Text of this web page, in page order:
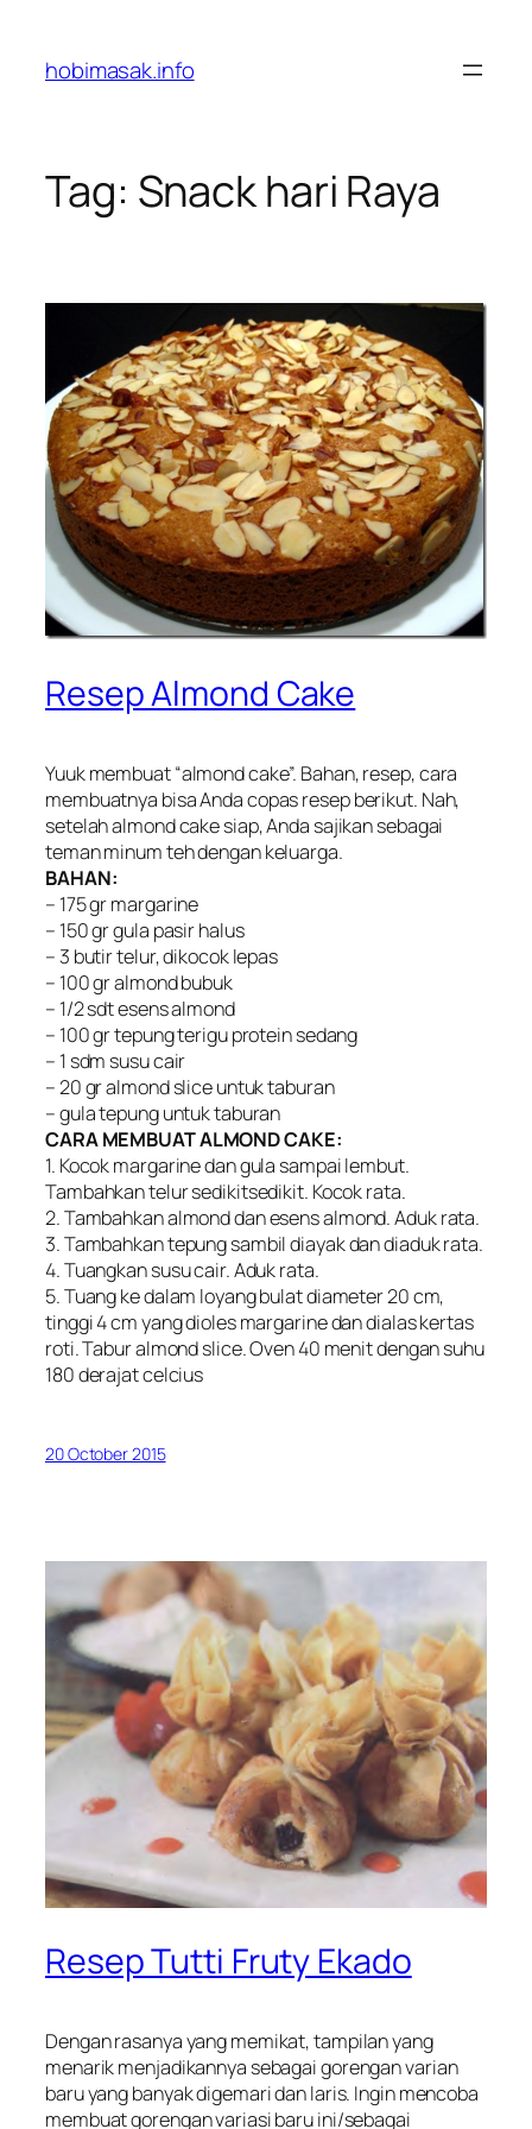
content
hobimasak.info
Tag: Snack hari Raya
Resep Almond Cake
Yuuk membuat “almond cake”. Bahan, resep, cara
membuatnya bisa Anda copas resep berikut. Nah,
setelah almond cake siap, Anda sajikan sebagai
teman minum teh dengan keluarga.
BAHAN:
– 175 gr margarine
– 150 gr gula pasir halus
– 3 butir telur, dikocok lepas
– 100 gr almond bubuk
– 1/2 sdt esens almond
– 100 gr tepung terigu protein sedang
– 1 sdm susu cair
– 20 gr almond slice untuk taburan
– gula tepung untuk taburan
CARA MEMBUAT ALMOND CAKE:
1. Kocok margarine dan gula sampai lembut.
Tambahkan telur sedikitsedikit. Kocok rata.
2. Tambahkan almond dan esens almond. Aduk rata.
3. Tambahkan tepung sambil diayak dan diaduk rata.
4. Tuangkan susu cair. Aduk rata.
5. Tuang ke dalam loyang bulat diameter 20 cm,
tinggi 4 cm yang dioles margarine dan dialas kertas
roti. Tabur almond slice. Oven 40 menit dengan suhu
180 derajat celcius
20 October 2015
Resep Tutti Fruty Ekado
Dengan rasanya yang memikat, tampilan yang
menarik menjadikannya sebagai gorengan varian
baru yang banyak digemari dan laris. Ingin mencoba
membuat gorengan variasi baru ini/sebagai